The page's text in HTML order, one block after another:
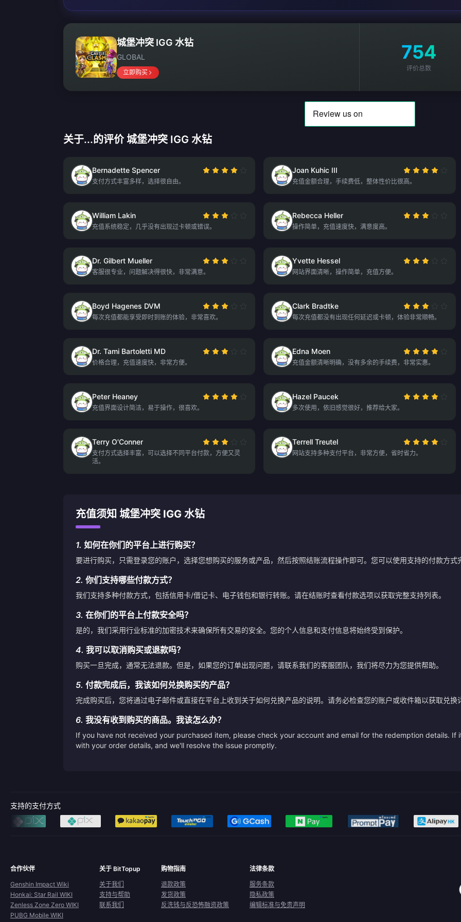
城堡冲突 IGG 水钻
GLOBAL
立即购买
754
评价总数
关于...的评价 城堡冲突 IGG 水钻
Bernadette Spencer
支付方式丰富多样，选择很自由。
Joan Kuhic III
充值金额合理，手续费低，整体性价比很高。
William Lakin
充值系统稳定，几乎没有出现过卡顿或错误。
Rebecca Heller
操作简单，充值速度快，满意度高。
Dr. Gilbert Mueller
客服很专业，问题解决得很快，非常满意。
Yvette Hessel
网站界面清晰，操作简单，充值方便。
Boyd Hagenes DVM
每次充值都能享受即时到账的体验，非常喜欢。
Clark Bradtke
每次充值都没有出现任何延迟或卡顿，体验非常顺畅。
Dr. Tami Bartoletti MD
价格合理，充值速度快，非常方便。
Edna Moen
充值金额清晰明确，没有多余的手续费，非常实惠。
Peter Heaney
充值界面设计简洁，易于操作，很喜欢。
Hazel Paucek
多次使用，依旧感觉很好，推荐给大家。
Terry O'Conner
支付方式选择丰富，可以选择不同平台付款，方便又灵
活。
Terrell Treutel
网站支持多种支付平台，非常方便，省时省力。
充值须知 城堡冲突 IGG 水钻
1. 如何在你们的平台上进行购买？
要进行购买，只需登录您的账户，选择您想购买的服务或产品，然后按照结账流程操作即可。您可以使用支持的付款方式
2. 你们支持哪些付款方式？
我们支持多种付款方式，包括信用卡/借记卡、电子钱包和银行转账。请在结账时查看付款选项以获取完整支持列表。
3. 在你们的平台上付款安全吗？
是的，我们采用行业标准的加密技术来确保所有交易的安全。您的个人信息和支付信息将始终受到保护。
4. 我可以取消购买或退款吗？
购买一旦完成，通常无法退款。但是，如果您的订单出现问题，请联系我们的客服团队，我们将尽力为您提供帮助。
5. 付款完成后，我该如何兑换购买的产品？
完成购买后，您将通过电子邮件或直接在平台上收到关于如何兑换产品的说明。请务必检查您的账户或收件箱以获取兑换
6. 我没有收到购买的商品。我该怎么办？
If you have not received your purchased item, please check your account and email for the redemption details. If
with your order details, and we'll resolve the issue promptly.
支持的支付方式
合作伙伴
Genshin Impact Wiki
Honkai: Star Rail WIKI
Zenless Zone Zero WIKI
PUBG Mobile WIKI
关于 BitTopup
关于我们
支持与帮助
联系我们
购物指南
退款政策
发货政策
反洗钱与反恐怖融资政策
法律条款
服务条款
隐私政策
编辑标准与免责声明